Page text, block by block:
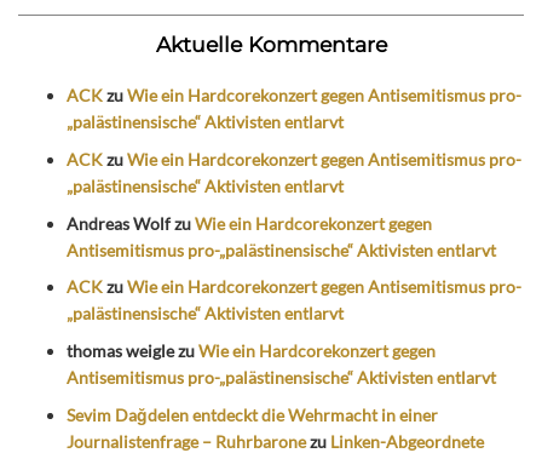
Aktuelle Kommentare
ACKzuWie ein Hardcorekonzert gegen Antisemitismus pro-
„palästinensische“ Aktivisten entlarvt
ACKzuWie ein Hardcorekonzert gegen Antisemitismus pro-
„palästinensische“ Aktivisten entlarvt
Andreas WolfzuWie ein Hardcorekonzert gegen
Antisemitismus pro-„palästinensische“ Aktivisten entlarvt
ACKzuWie ein Hardcorekonzert gegen Antisemitismus pro-
„palästinensische“ Aktivisten entlarvt
thomas weiglezuWie ein Hardcorekonzert gegen
Antisemitismus pro-„palästinensische“ Aktivisten entlarvt
Sevim Dağdelen entdeckt die Wehrmacht in einer
Journalistenfrage – Ruhrbaronezu Linken-Abgeordnete